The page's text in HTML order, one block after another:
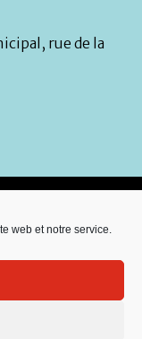
web et notre service.
rue de la